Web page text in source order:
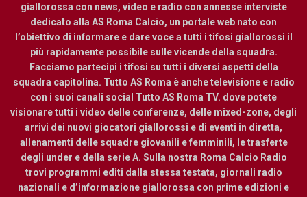
giallorossa con news, video e radio con annesse interviste
dedicato alla AS Roma Calcio, un portale web nato con
l’obiettivo di informare e dare voce a tutti i tifosi giallorossi il
più rapidamente possibile sulle vicende della squadra.
Facciamo partecipi i tifosi su tutti i diversi aspetti della
squadra capitolina. Tutto AS Roma è anche televisione e radio
con i suoi canali social Tutto AS Roma TV. dove potete
visionare tutti i video delle conferenze, delle mixed-zone, degli
arrivi dei nuovi giocatori giallorossi e di eventi in diretta,
allenamenti delle squadre giovanili e femminili, le trasferte
degli under e della serie A. Sulla nostra Roma Calcio Radio
trovi programmi editi dalla stessa testata, giornali radio
nazionali e d’informazione giallorossa con prime edizioni e